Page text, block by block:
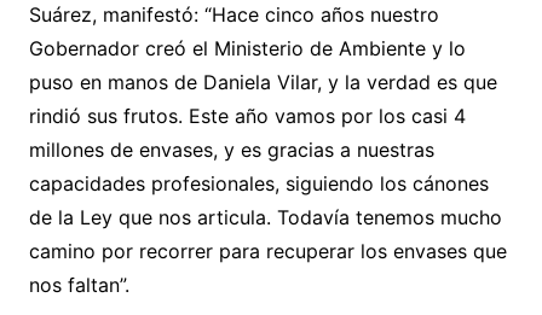
Suárez, manifestó: “Hace cinco años nuestro
Gobernador creó el Ministerio de Ambiente y lo
puso en manos de Daniela Vilar, y la verdad es que
rindió sus frutos. Este año vamos por los casi 4
millones de envases, y es gracias a nuestras
capacidades profesionales, siguiendo los cánones
de la Ley que nos articula. Todavía tenemos mucho
camino por recorrer para recuperar los envases que
nos faltan”.